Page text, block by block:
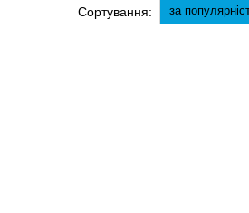
Сортування: за